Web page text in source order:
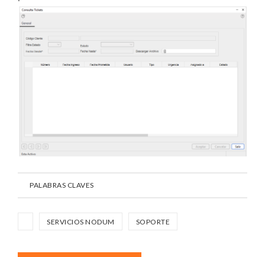
PALABRAS CLAVES
SERVICIOS NODUM SOPORTE